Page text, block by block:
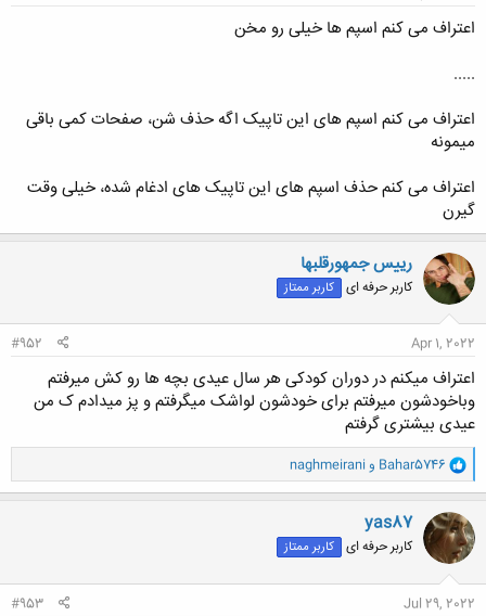
اعتراف می کنم اسپم ها خیلی رو مخن
.....
اعتراف می کنم اسپم های این تاپیک اگه حذف شن، صفحات کمی باقی
میمونه
اعتراف می کنم حذف اسپم های این تاپیک های ادغام شده، خیلی وقت
گیرن
رییس جمهورقلبها
کاربر حرفه ای کاربر ممتاز
Apr 1, 2022
#952
اعتراف میکنم در دوران کودکی هر سال عیدی بچه ها رو کش میرفتم
وباخودشون میرفتم برای خودشون لواشک میگرفتم و پز میدادم ک من
عیدی بیشتری گرفتم
و
ا
ک
ن
ش
ه
ا
Bahar5746 و naghmeirani
yas87
کاربر حرفه ای کاربر ممتاز
Jul 29, 2022
#953